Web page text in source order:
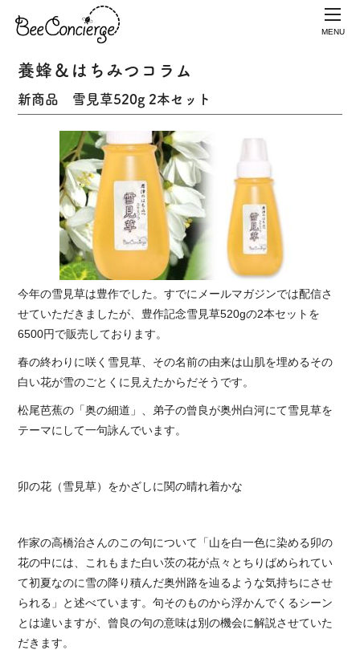
MENU
養蜂＆はちみつコラム
新商品 雪見草520g 2本セット
今年の雪見草は豊作でした。すでにメールマガジンでは配信さ
せていただきましたが、豊作記念雪見草520gの2本セットを
6500円で販売しております。
春の終わりに咲く雪見草、その名前の由来は山肌を埋めるその
白い花が雪のごとくに見えたからだそうです。
松尾芭蕉の「奥の細道」、弟子の曾良が奥州白河にて雪見草を
テーマにして一句詠んでいます。
卯の花（雪見草）をかざしに関の晴れ着かな
作家の高橋治さんのこの句について「山を白一色に染める卯の
花の中には、これもまた白い茨の花が点々とちりばめられてい
て初夏なのに雪の降り積んだ奥州路を辿るような気持ちにさせ
られる」と述べています。句そのものから浮かんでくるシーン
とは違いますが、曾良の句の意味は別の機会に解説させていた
だきます。